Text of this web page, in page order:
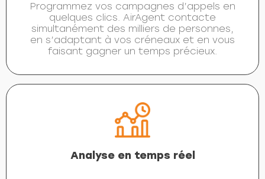
Programmez vos campagnes d’appels en
quelques clics. AirAgent contacte
simultanément des milliers de personnes,
en s’adaptant à vos créneaux et en vous
faisant gagner un temps précieux.
Analyse en temps réel